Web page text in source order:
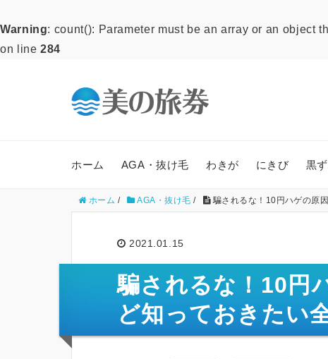
Warning: count(): Parameter must be an array or an object
on line284
ホーム AGA・抜け毛 わきが にきび 黒
ホーム / AGA・抜け毛 / 騙されるな！10円ハゲの原
2021.01.15
騙されるな！10円
ど知っておきたい